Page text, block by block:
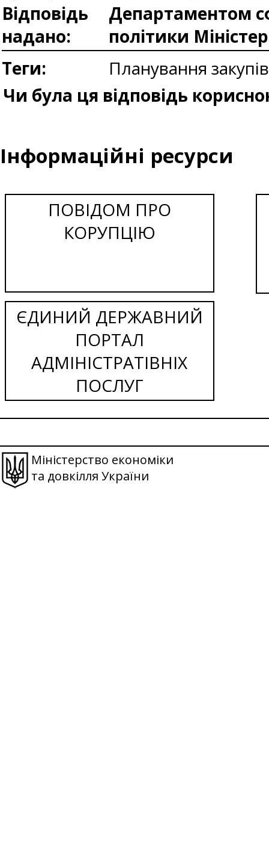
Відповідь
надано:
Департаментом
політики
Теги:
Планування
Чи була ця відповідь
Інформаційні ресурси
ПОВІДОМ ПРО
КОРУПЦІЮ
ЄДИНИЙ ДЕРЖАВНИЙ
ПОРТАЛ
АДМІНІСТРАТІВНІХ
ПОСЛУГ
Міністерство економіки
та довкілля України